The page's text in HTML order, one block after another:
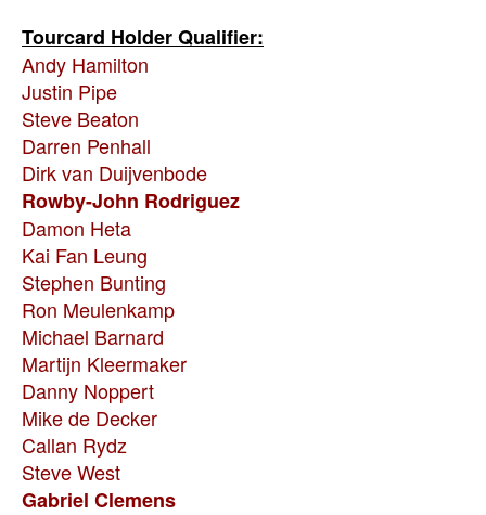
Tourcard Holder Qualifier:
Andy Hamilton
Justin Pipe
Steve Beaton
Darren Penhall
Dirk van Duijvenbode
Rowby-John Rodriguez
Damon Heta
Kai Fan Leung
Stephen Bunting
Ron Meulenkamp
Michael Barnard
Martijn Kleermaker
Danny Noppert
Mike de Decker
Callan Rydz
Steve West
Gabriel Clemens